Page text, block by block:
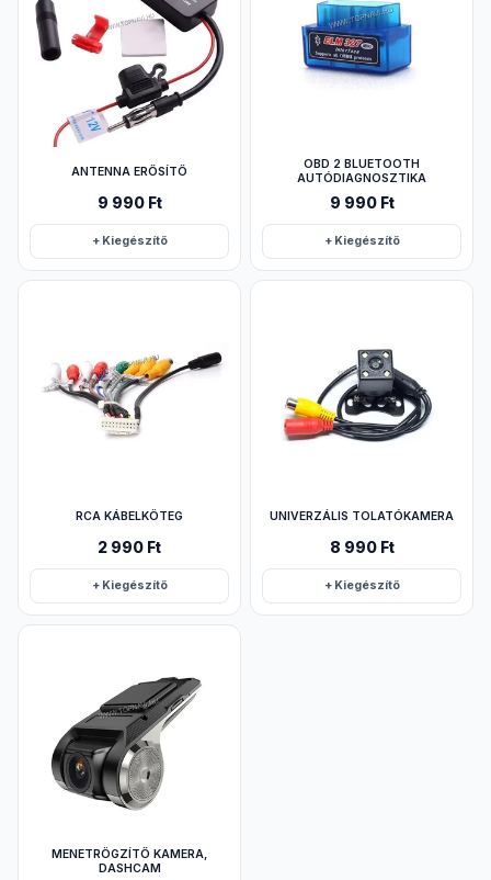
ANTENNA ERŐSÍTŐ
9 990 Ft
+ Kiegészítő
OBD 2 BLUETOOTH
AUTÓDIAGNOSZTIKA
9 990 Ft
+ Kiegészítő
RCA KÁBELKÖTEG
2 990 Ft
+ Kiegészítő
UNIVERZÁLIS TOLATÓKAMERA
8 990 Ft
+ Kiegészítő
MENETRÖGZÍTŐ KAMERA,
DASHCAM